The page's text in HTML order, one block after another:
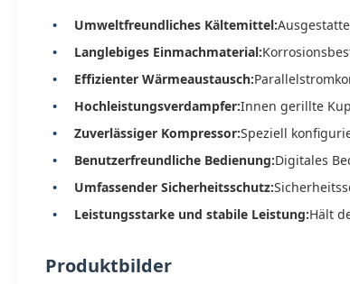
Umweltfreundliches Kältemittel:
Langlebiges Einmachmaterial:
Effizienter Wärmeaustausch:
Hochleistungsverdampfer:Innen gerillte
Zuverlässiger Kompressor:Speziell
Benutzerfreundliche Bedienung:Digitales
Umfassender Sicherheitsschutz:
Leistungsstarke und stabile Leistung:Hält
Produktbilder